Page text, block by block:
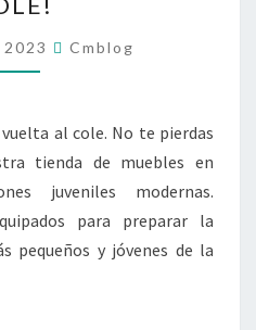
LA
VUELTA
AL
Cmblog
al cole. No te pierdas
tienda de muebles en
juveniles modernas.
para preparar la
pequeños y jóvenes de la